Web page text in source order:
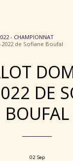
- CHAMPIONNAT
de Sofiane Boufal
DE
BOUFAL
02 Sep